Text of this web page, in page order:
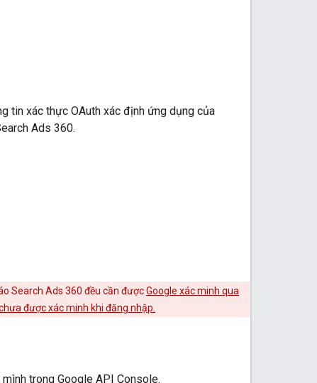
tin xác thực OAuth xác định ứng dụng của
Ads 360.
Search Ads 360 đều cần đượcGoogle xác minh qua
được xác minh khi đăng nhập.
trong Google API Console.